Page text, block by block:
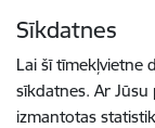
Sīkdatnes
Lai šī tīmekļvietne
sīkdatnes. Ar
izmantotas